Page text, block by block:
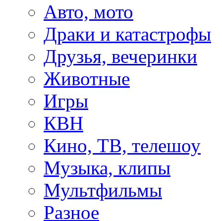
Авто, мото
Драки и катастрофы
Друзья, вечеринки
Животные
Игры
КВН
Кино, ТВ, телешоу
Музыка, клипы
Мультфильмы
Разное